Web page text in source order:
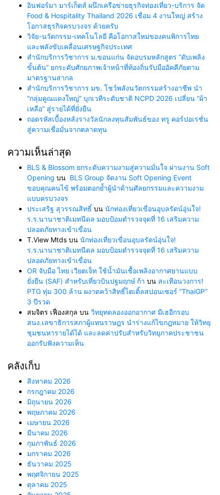
อินฟอร์มา มาร์เก็ตส์ ผนึกเครือข่ายธุรกิจท่องเที่ยว-บริการ จัด
Food & Hospitality Thailand 2026 เชื่อม 4 งานใหญ่ สร้าง
โอกาสธุรกิจครบวงจร ด้วยครับ
วิจัย-นวัตกรรม-เทคโนโลยี คือโอกาสใหม่ของคนพิการไทย
และพลังขับเคลื่อนเศรษฐกิจประเทศ
สำนักบริการวิชาการ ม.ขอนแก่น จัดอบรมหลักสูตร “ดับเพลิง
ขั้นต้น” ยกระดับศักยภาพเจ้าหน้าที่ท้องถิ่นรับมืออัคคีภัยตาม
มาตรฐานสากล
สำนักบริการวิชาการ มข. โชว์พลังนวัตกรรมสร้างอาชีพ นำ
“กลุ่มคูณแดงใหญ่” บุกเวทีระดับชาติ NCPD 2026 เปลี่ยน “ผ้า
เหลือ” สู่รายได้ที่ยั่งยืน
ถอดรหัสเบื้องหลังรางวัลนักลงทุนสัมพันธ์ของ ทรู คอร์ปอเรชั่น
สู่ความเชื่อมั่นจากตลาดทุน
ความเห็นล่าสุด
BLS & Blossom ยกระดับความงามสู่ความมั่นใจ ผ่านงาน Soft
Opening บน BLS Group จัดงาน Soft Opening Event
ขอบคุณคนไข้ พร้อมตอกย้ำผู้นำด้านศัลยกรรมและความงาม
แบบครบวงจร
ประเสริฐ สุวรรณสิทธิ์ บน นักท่องเที่ยวเขื่อนอุบลรัตน์อุ่นใจ!
ร.ร.นานาชาติเมทนีดล มอบป้อมตำรวจจุดที่ 16 เสริมความ
ปลอดภัยทางเข้าเขื่อน
T.View Mtds บน นักท่องเที่ยวเขื่อนอุบลรัตน์อุ่นใจ!
ร.ร.นานาชาติเมทนีดล มอบป้อมตำรวจจุดที่ 16 เสริมความ
ปลอดภัยทางเข้าเขื่อน
OR จับมือ ไทย เวียตเจ็ท ใช้น้ำมันเชื้อเพลิงอากาศยานแบบ
ยั่งยืน (SAF) สำหรับเที่ยวบินปฐมฤกษ์ ก้า บน สะเทือนวงการ!
PTG ทุ่ม 300 ล้าน ผงาดคว้าสิทธิ์ไตเติ้ลสปอนเซอร์ “ThaiGP”
3 ปีรวด
สมจิตร เฟื่องสกุล บน วิทยุทดลองออกอากาศ มีเฮอีกรอบ
สนง.เลขาธิการสภาผู้แทนราษฎร นำร่างแก้ไขกฎหมาย ให้วิทยุ
ชุมชนหารายได้ได้ และลดค่าปรับสำหรับวิทยุภาคประชาชน
ออกรับฟังความเห็น
คลังเก็บ
สิงหาคม 2026
กรกฎาคม 2026
มิถุนายน 2026
พฤษภาคม 2026
เมษายน 2026
มีนาคม 2026
กุมภาพันธ์ 2026
มกราคม 2026
ธันวาคม 2025
พฤศจิกายน 2025
ตุลาคม 2025